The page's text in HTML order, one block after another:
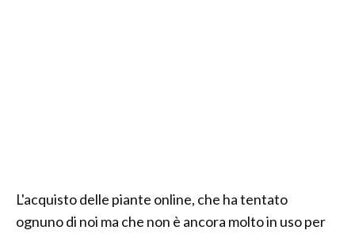
L'acquisto delle piante online, che ha tentato
ognuno di noi ma che non è ancora molto in uso per